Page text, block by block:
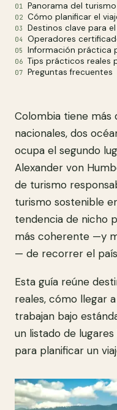
Panorama del
Cómo planificar el
Destinos clave para
Operadores
Información práctica
Tips prácticos reales
Preguntas frecuentes
Colombia tiene más
nacionales, dos
ocupa el segundo
Alexander von
de turismo
turismo sostenible
tendencia de nicho
más coherente —y
— de recorrer el
Esta guía reúne
reales, cómo llegar
trabajan bajo
un listado de
para planificar un